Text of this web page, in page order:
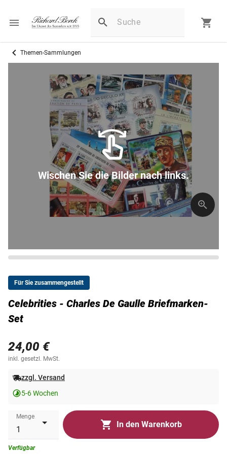
Themen-Sammlungen
Wischen Sie die Bilder nach links.
Für Sie zusammengestellt
Celebrities - Charles De Gaulle Briefmarken-
Set
24,00 €
inkl. gesetzl. MwSt.
zzgl. Versand
5-6 Wochen
Menge
In den Warenkorb
Verfügbar